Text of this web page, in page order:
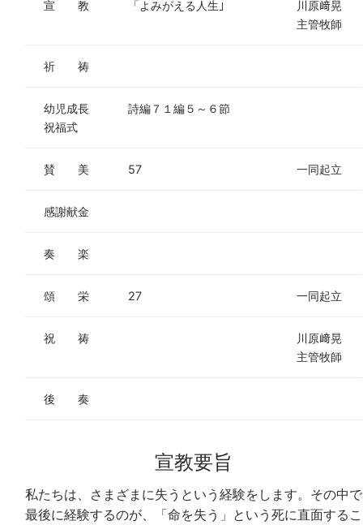
宣 教 「よみがえる人生｣
川原﨑晃
主管牧師
祈 祷
幼児成長
祝福式
詩編７１編５～６節
賛 美 57 一同起立
感謝献金
奏 楽
頌 栄 27 一同起立
祝 祷
川原﨑晃
主管牧師
後 奏
宣教要旨
私たちは、さまざまに失うという経験をします。その中で
最後に経験するのが、「命を失う」という死に直面するこ